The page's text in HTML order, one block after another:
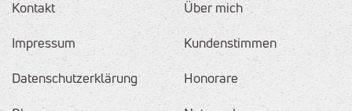
Kontakt
Impressum
Datenschutzerklärung
Über mich
Kundenstimmen
Honorare